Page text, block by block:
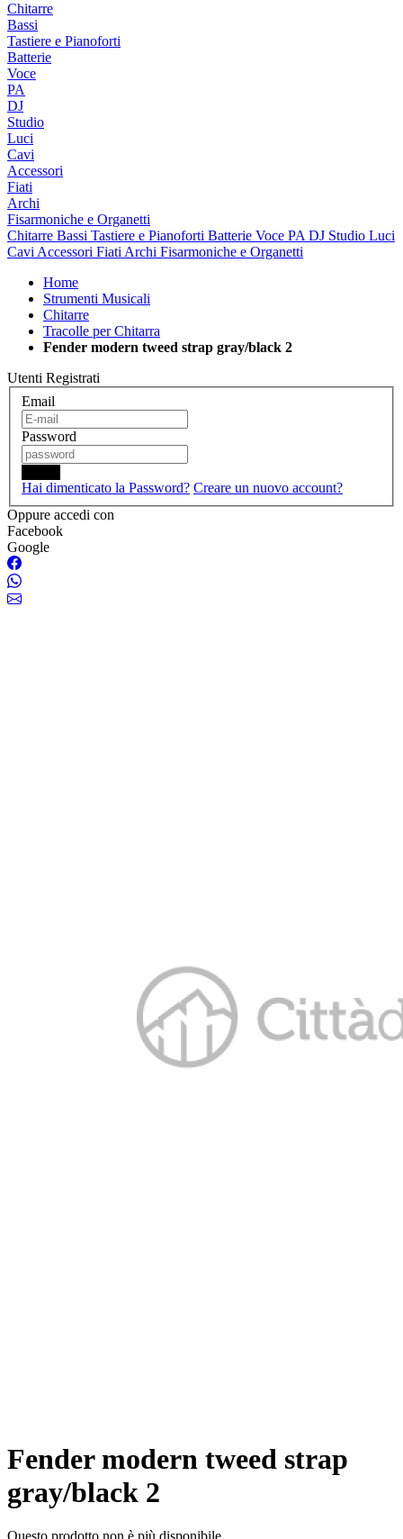
Chitarre
Bassi
Tastiere e Pianoforti
Batterie
Voce
PA
DJ
Studio
Luci
Cavi
Accessori
Fiati
Archi
Fisarmoniche e Organetti
Chitarre Bassi Tastiere e Pianoforti Batterie Voce PA DJ Studio Luci
Cavi Accessori Fiati Archi Fisarmoniche e Organetti
Home
Strumenti Musicali
Chitarre
Tracolle per Chitarra
Fender modern tweed strap gray/black 2
Utenti Registrati
Email
Password
Hai dimenticato la Password? Creare un nuovo account?
Oppure accedi con
Facebook
Google
Fender modern tweed strap
gray/black 2